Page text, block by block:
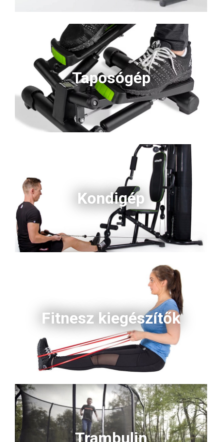
Taposógép
Kondigép
Fitnesz kiegészítők
Trambulin